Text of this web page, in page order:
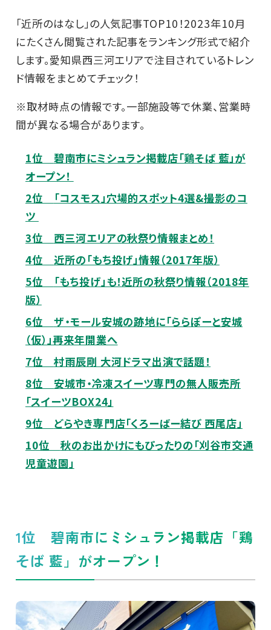
「近所のはなし」の人気記事TOP10！2023年10月
にたくさん閲覧された記事をランキング形式で紹介
します。愛知県西三河エリアで注目されているトレン
ド情報をまとめてチェック！
※取材時点の情報です。一部施設等で休業、営業時
間が異なる場合があります。
1位 碧南市にミシュラン掲載店「鶏そば 藍」が
オープン！
2位
「コスモス」穴場的スポット4選&撮影のコ
ツ
3位 西三河エリアの秋祭り情報まとめ！
4位 近所の「もち投げ」情報（2017年版）
5位
「もち投げ」も！近所の秋祭り情報（2018年
版）
6位 ザ・モール安城の跡地に「ららぽーと安城
（仮）」再来年開業へ
7位 村雨辰剛 大河ドラマ出演で話題！
8位 安城市・冷凍スイーツ専門の無人販売所
「スイーツBOX24」
9位 どらやき専門店「くろーばー結び 西尾店」
10位 秋のお出かけにもぴったりの「刈谷市交通
児童遊園」
1位 碧南市にミシュラン掲載店「鶏
そば 藍」がオープン！